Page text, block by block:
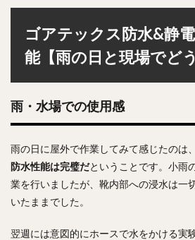
ゴアテックス防水&静
能【雨の日と現場でどう
雨・水場での使用感
雨の日に屋外で作業してみて感じたのは、
防水性能は完璧だということです。小雨
業を行いましたが、靴内部への浸水は一
いたままでした。
翌週には意図的にホースで水をかける実